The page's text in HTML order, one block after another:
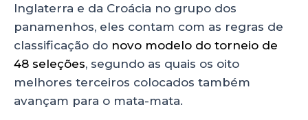
Inglaterra e da Croácia no grupo dos
panamenhos, eles contam com as regras de
classificação do novo modelo do torneio de
48 seleções, segundo as quais os oito
melhores terceiros colocados também
avançam para o mata-mata.